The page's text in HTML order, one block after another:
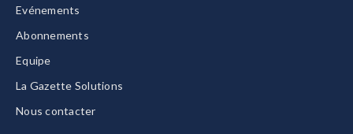
Evénements
Abonnements
Equipe
La Gazette Solutions
Nous contacter